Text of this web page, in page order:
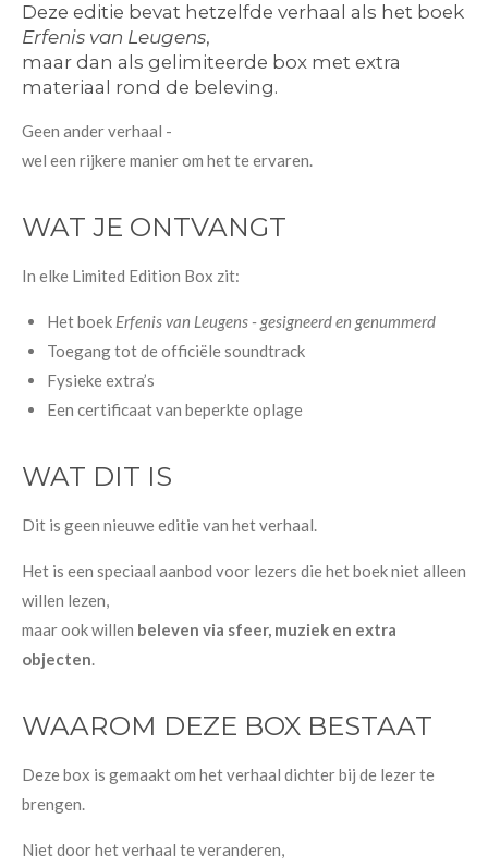
Deze editie bevat hetzelfde verhaal als het boek
Erfenis van Leugens,
maar dan als gelimiteerde box met extra
materiaal rond de beleving.
Geen ander verhaal -
wel een rijkere manier om het te ervaren.
WAT JE ONTVANGT
In elke Limited Edition Box zit:
Het boek Erfenis van Leugens - gesigneerd en genummerd
Toegang tot de officiële soundtrack
Fysieke extra’s
Een certificaat van beperkte oplage
WAT DIT IS
Dit is geen nieuwe editie van het verhaal.
Het is een speciaal aanbod voor lezers die het boek niet alleen
willen lezen,
maar ook willen beleven via sfeer, muziek en extra
objecten.
WAAROM DEZE BOX BESTAAT
Deze box is gemaakt om het verhaal dichter bij de lezer te
brengen.
Niet door het verhaal te veranderen,